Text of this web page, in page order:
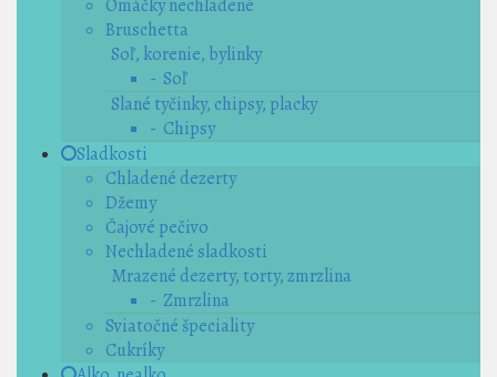
Omáčky nechladené
Bruschetta
Soľ, korenie, bylinky
- Soľ
Slané tyčinky, chipsy, placky
- Chipsy
Sladkosti
Chladené dezerty
Džemy
Čajové pečivo
Nechladené sladkosti
Mrazené dezerty, torty, zmrzlina
- Zmrzlina
Sviatočné špeciality
Cukríky